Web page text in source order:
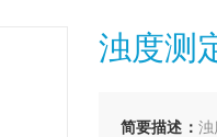
浊度测
简要描述： 浊